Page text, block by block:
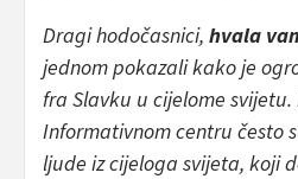
Dragi hodočasnici, hvala
jednom pokazali kako je
fra Slavku u cijelome
Informativnom centru često
ljude iz cijeloga svijeta, koji